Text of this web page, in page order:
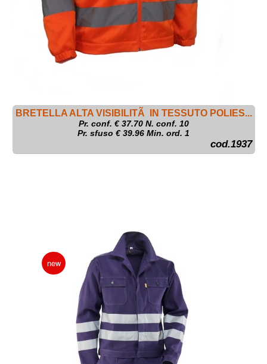
BRETELLA ALTA VISIBILITÃ IN TESSUTO POLIES...
Pr. conf. €37.70N. conf. 10
Pr. sfuso € 39.96 Min. ord. 1
cod.1937
new